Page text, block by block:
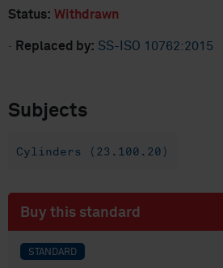
Status: Withdrawn
· Replaced by: SS-ISO 10762:2015
Subjects
Cylinders (23.100.20)
Buy this standard
STANDARD